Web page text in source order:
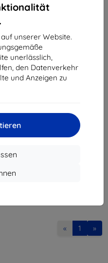
unserer Website.
unerlässlich,
den Datenverkehr
und Anzeigen zu
« 1 »